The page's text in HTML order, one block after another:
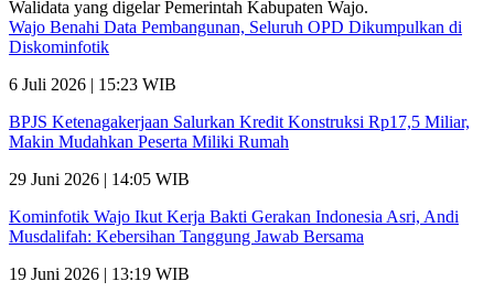
Wajo Benahi Data Pembangunan, Seluruh OPD Dikumpulkan di
Diskominfotik
6 Juli 2026 | 15:23 WIB
BPJS Ketenagakerjaan Salurkan Kredit Konstruksi Rp17,5 Miliar,
Makin Mudahkan Peserta Miliki Rumah
29 Juni 2026 | 14:05 WIB
Kominfotik Wajo Ikut Kerja Bakti Gerakan Indonesia Asri, Andi
Musdalifah: Kebersihan Tanggung Jawab Bersama
19 Juni 2026 | 13:19 WIB